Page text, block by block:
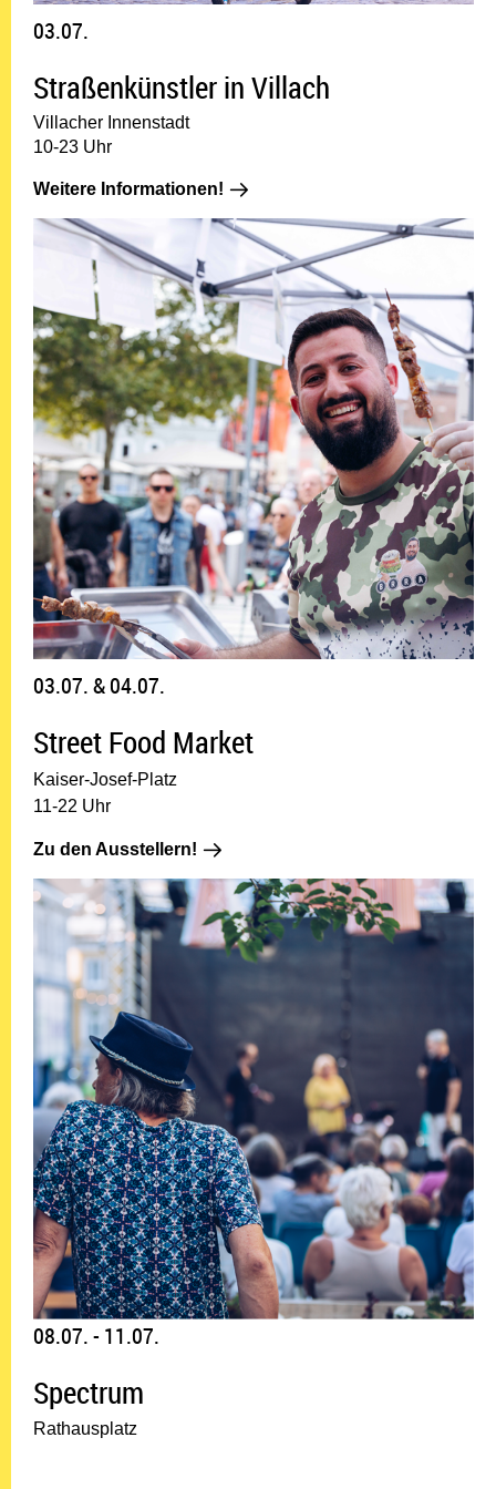
03.07.
Straßenkünstler in Villach
Villacher Innenstadt
10-23 Uhr
Weitere Informationen! Weitere Informationen!: 03.07.
03.07. & 04.07.
Street Food Market
Kaiser-Josef-Platz
11-22 Uhr
Zu den Ausstellern! Zu den Ausstellern!: 03.07. & 04.07.
08.07. - 11.07.
Spectrum
Rathausplatz